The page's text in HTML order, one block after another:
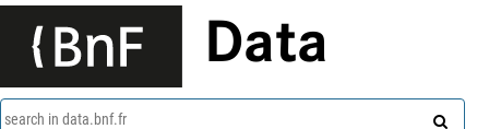
Data
search in data.bnf.fr